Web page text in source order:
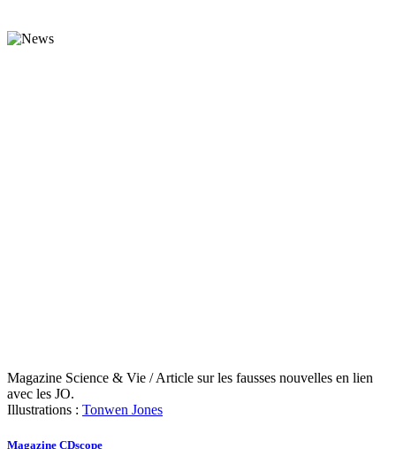
Magazine Science & Vie / Article sur les fausses nouvelles en lien
avec les JO.
Illustrations : Tonwen Jones
Magazine CDscope